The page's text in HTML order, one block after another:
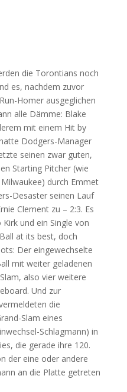
die Torontians noch
es, nachdem zuvor
Homer ausgeglichen
alle Dämme: Blake
mit einem Hit by
Dodgers-Manager
seinen zwar guten,
Starting Pitcher (wie
durch Emmet
Desaster seinen Lauf
Clement zu – 2:3. Es
und ein Single von
at its best, doch
Der eingewechselte
mit weiter geladenen
also vier weitere
Und zur
die
Slam eines
Schlagmann) in
die gerade ihre 120.
der eine oder andere
an die Platte getreten